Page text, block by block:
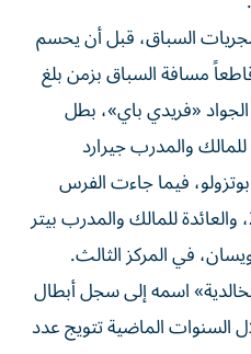
السباق، قبل أن يحسم
مسافة السباق بزمن بلغ
الجواد «فريدي باي»، بطل
والعائد للمالك والمدرب جيرارد
فيما جاءت الفرس
«فريدة بي»، بطلة نسخة 2025، والعائدة للمالك والمدرب بيتر
في المركز الثالث.
اسمه إلى سجل أبطال
الماضية تتويج عدد